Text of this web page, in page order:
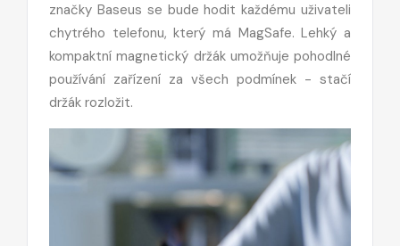
značky Baseus se bude hodit každému uživateli
chytrého telefonu, který má MagSafe. Lehký a
kompaktní magnetický držák umožňuje pohodlné
používání zařízení za všech podmínek - stačí
držák rozložit.